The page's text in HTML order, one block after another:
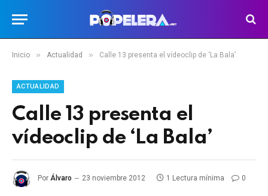
Inicio » Actualidad » Calle 13 presenta el vídeoclip de ‘La Bala’
ACTUALIDAD
Calle 13 presenta el
vídeoclip de ‘La Bala’
Por Álvaro 23 noviembre 2012 1 Lectura mínima 0